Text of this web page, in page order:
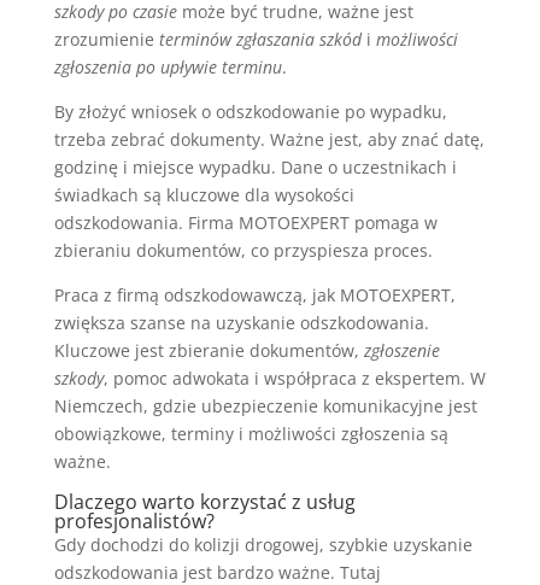
szkody po czasiemoże być trudne, ważne jest
zrozumienie terminów zgłaszania szkódi możliwości
zgłoszenia po upływie terminu.
By złożyć wniosek o odszkodowanie po wypadku,
trzeba zebrać dokumenty. Ważne jest, aby znać datę,
godzinę i miejsce wypadku. Dane o uczestnikach i
świadkach są kluczowe dla wysokości
odszkodowania. Firma MOTOEXPERT pomaga w
zbieraniu dokumentów, co przyspiesza proces.
Praca z firmą odszkodowawczą, jak MOTOEXPERT,
zwiększa szanse na uzyskanie odszkodowania.
Kluczowe jest zbieranie dokumentów, zgłoszenie
szkody, pomoc adwokata i współpraca z ekspertem. W
Niemczech, gdzie ubezpieczenie komunikacyjne jest
obowiązkowe, terminy i możliwości zgłoszenia są
ważne.
Dlaczego warto korzystać z usług
profesjonalistów?
Gdy dochodzi do kolizji drogowej, szybkie uzyskanie
odszkodowania jest bardzo ważne. Tutaj